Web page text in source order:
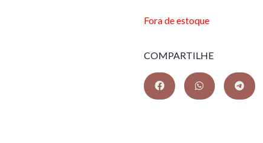
Fora de estoque
COMPARTILHE